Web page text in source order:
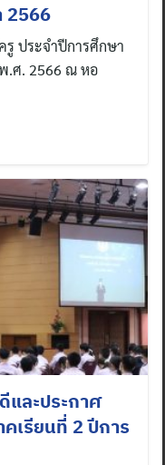
2566
รู ประจำปีการศึกษา
.ศ. 2566 ณ หอ
ละประกาศ
เรียนที่ 2 ปีการ